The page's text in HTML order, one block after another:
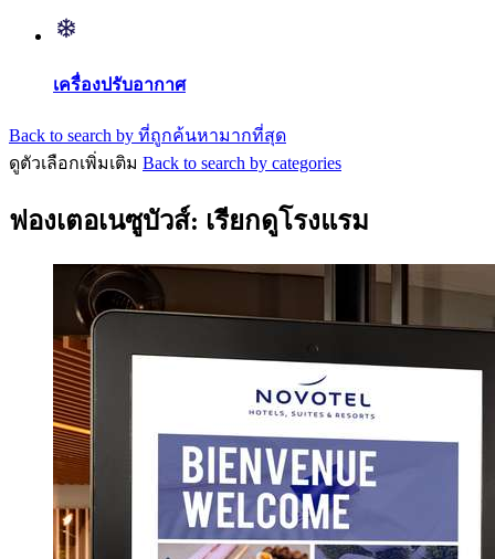
เครื่องปรับอากาศ
Back to search by ที่ถูกค้นหามากที่สุด
ดูตัวเลือกเพิ่มเติม Back to search by categories
ฟองเตอเนซูบัวส์: เรียกดูโรงแรม